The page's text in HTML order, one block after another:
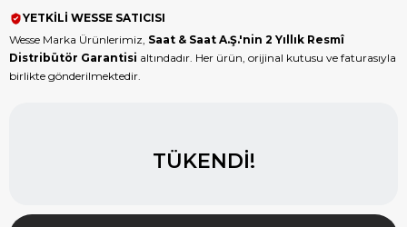
YETKİLİ WESSE SATICISI
Wesse Marka Ürünlerimiz, Saat & Saat A.Ş.'nin 2 Yıllık Resmî
Distribütör Garantisi altındadır. Her ürün, orijinal kutusu ve faturasıyla
birlikte gönderilmektedir.
TÜKENDI!